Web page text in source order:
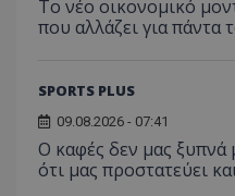
Το νέο οικονομικό
που αλλάζει για πάντα
SPORTS PLUS
09.08.2026 - 07:41
Ο καφές δεν μας ξυπνά
ότι μας προστατεύει